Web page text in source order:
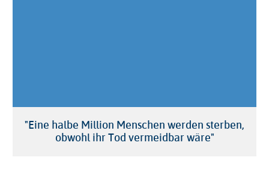
"Eine halbe Million Menschen werden sterben,
obwohl ihr Tod vermeidbar wäre"